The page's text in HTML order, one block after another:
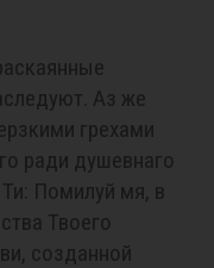
Аз же
грехами
ради душевнаго
Помилуй мя, в
Твоего
созданной